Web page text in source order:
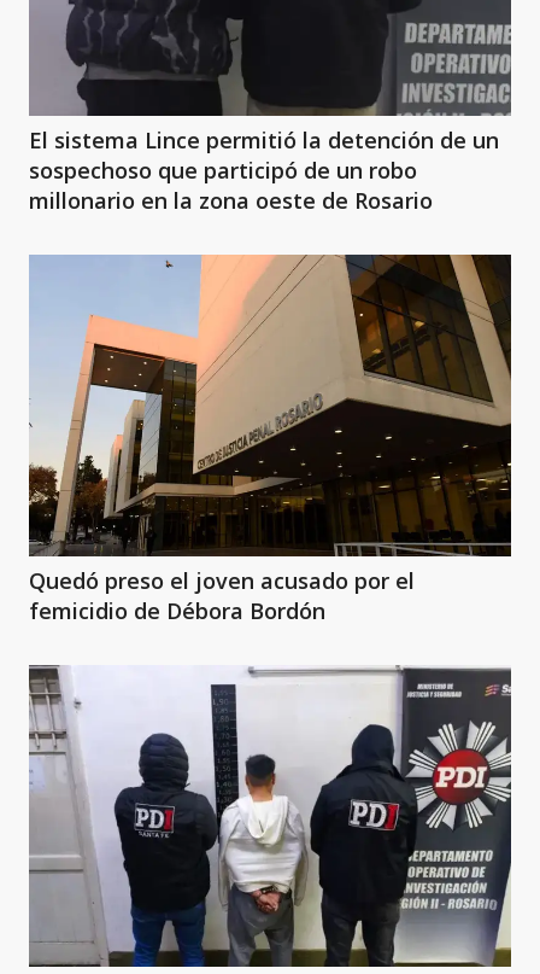
El sistema Lince permitió la detención de un
sospechoso que participó de un robo
millonario en la zona oeste de Rosario
Quedó preso el joven acusado por el
femicidio de Débora Bordón